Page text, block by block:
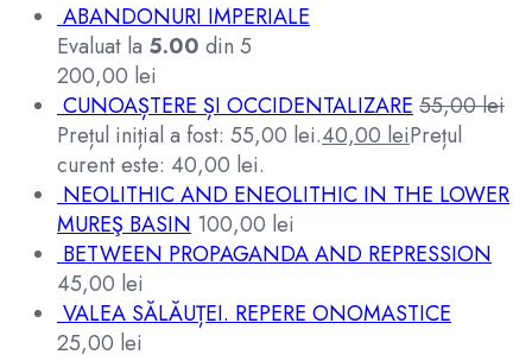
ABANDONURI IMPERIALE
Evaluat la 5.00 din 5
200,00 lei
CUNOAȘTERE ȘI OCCIDENTALIZARE 55,00lei
Prețul inițial a fost: 55,00 lei.40,00 leiPrețul
curent este: 40,00 lei.
NEOLITHIC AND ENEOLITHIC IN THE LOWER
MUREŞ BASIN 100,00 lei
BETWEEN PROPAGANDA AND REPRESSION
45,00 lei
VALEA SĂLĂUȚEI. REPERE ONOMASTICE
25,00 lei